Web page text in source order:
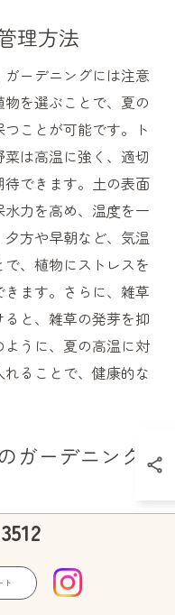
理方法
ーデニングには注意
を選ぶことで、夏の
ことが可能です。ト
は高温に強く、適切
できます。土の表面
力を高め、温度を一
方や早朝など、気温
、植物にストレスを
ます。さらに、雑草
と、雑草の発芽を抑
うに、夏の高温に対
ることで、健康的な
ガーデニング
特に豊かな季節で
は、火山灰や肥沃な
、栄養価の高い作物
ト